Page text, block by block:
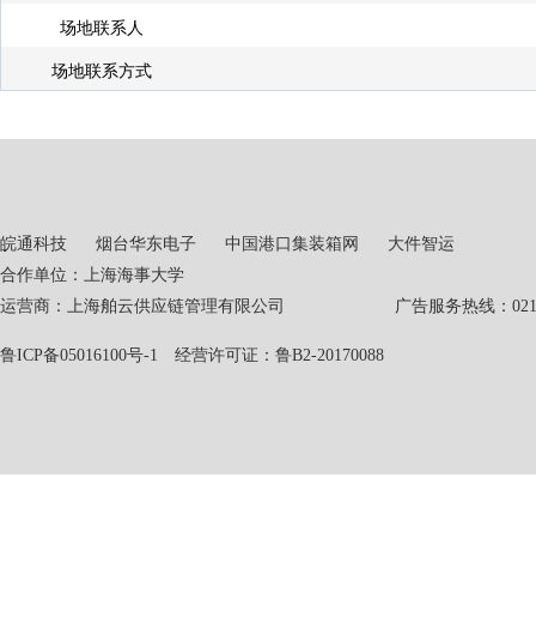
场地联系人
场地联系方式
皖通科技 烟台华东电子 中国港口集装箱网
大件智运
合作单位：上海海事大学
运营商：上海舶云供应链管理有限公司 广告服务热线：021-
鲁ICP备05016100号-1 经营许可证：鲁B2-20170088